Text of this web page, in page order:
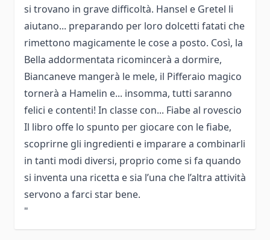
si trovano in grave difficoltà. Hansel e Gretel li
aiutano... preparando per loro dolcetti fatati che
rimettono magicamente le cose a posto. Così, la
Bella addormentata ricomincerà a dormire,
Biancaneve mangerà le mele, il Pifferaio magico
tornerà a Hamelin e... insomma, tutti saranno
felici e contenti! In classe con... Fiabe al rovescio
Il libro offe lo spunto per giocare con le fiabe,
scoprirne gli ingredienti e imparare a combinarli
in tanti modi diversi, proprio come si fa quando
si inventa una ricetta e sia l’una che l’altra attività
servono a farci star bene.
"